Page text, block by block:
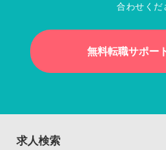
合わせくだ
無料転職サポー
求人検索